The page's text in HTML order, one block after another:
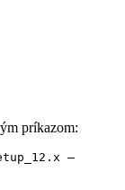
príkazom:
—